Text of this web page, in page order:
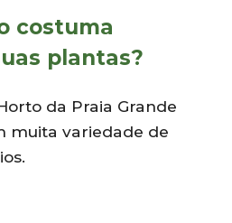
costuma
plantas?
da Praia Grande
muita variedade de